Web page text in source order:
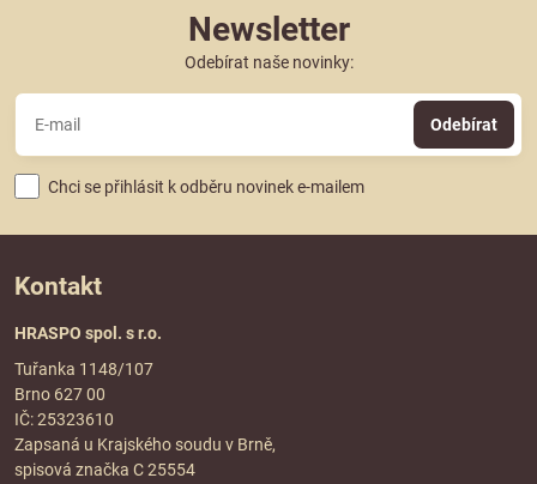
Newsletter
Odebírat naše novinky:
Odebírat
Chci se přihlásit k odběru novinek e-mailem
Kontakt
HRASPO spol. s r.o.
Tuřanka 1148/107
Brno 627 00
IČ: 25323610
Zapsaná u Krajského soudu v Brně,
spisová značka C 25554